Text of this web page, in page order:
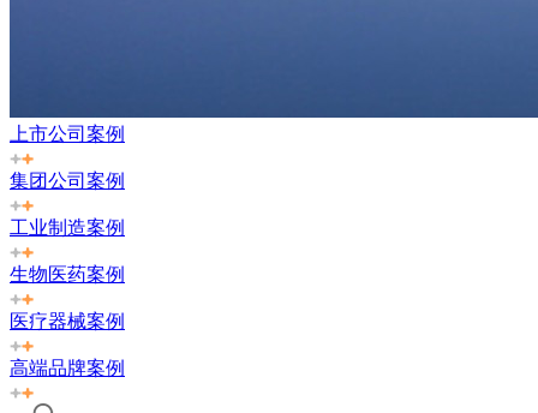
上市公司案例
集团公司案例
工业制造案例
生物医药案例
医疗器械案例
高端品牌案例